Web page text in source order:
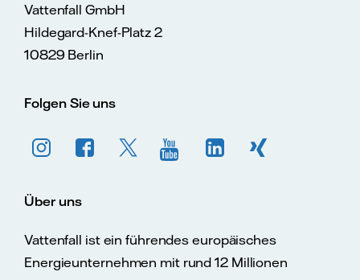
Vattenfall GmbH
Hildegard-Knef-Platz 2
10829 Berlin
Folgen Sie uns
Über uns
Vattenfall ist ein führendes europäisches
Energieunternehmen mit rund 12 Millionen